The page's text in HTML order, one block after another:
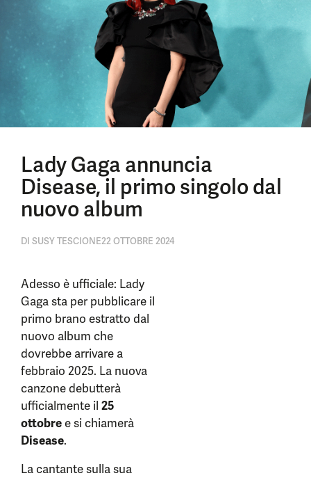
Lady Gaga annuncia
Disease, il primo singolo dal
nuovo album
DI SUSY TESCIONE22 OTTOBRE 2024
Adesso è ufficiale: Lady
Gaga sta per pubblicare il
primo brano estratto dal
nuovo album che
dovrebbe arrivare a
febbraio 2025. La nuova
canzone debutterà
ufficialmente il 25
ottobree si chiamerà
Disease.
La cantante sulla sua